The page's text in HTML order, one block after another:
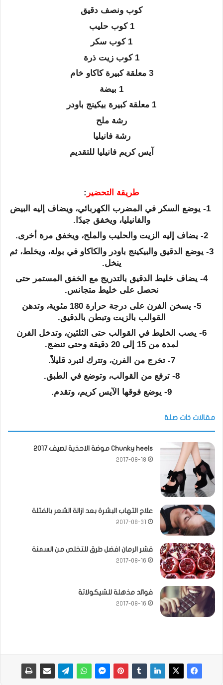
كوب ونصف دقيق
1 كوب حليب
1 كوب سكر
1 كوب زيت ذرة
3 معلقة كبيرة كاكاو خام
1 بيضة
1 معلقة كبيرة بيكينج باودر
رشة ملح
رشة فانيليا
آيس كريم فانيليا للتقديم
طريقة التحضير :
1- يوضع السكر في المضرب الكهربائي، ويضاف إليه البيض
والفانيليا، ويخفق جيدًا.
2- يضاف إليه الزيت والحليب والملح، ويخفق مرة أخرى.
3- يوضع الدقيق والبيكينج باودر والكاكاو في بولة، ويخلط، ثم
ينخل.
4- يضاف خليط الدقيق بالتدريج مع الخفق المستمر حتى
نحصل على خليط متجانس.
5- يسخن الفرن على درجة حرارة 180 مئوية، وتدهن
القوالب بالزيت وتبطن بالدقيق.
6- يصب الخليط في القوالب حتى الثلثين، وتدخل الفرن
لمدة من 15 إلى 20 دقيقة وحتى تنضج.
7- تخرج من الفرن، وتترك لتبرد قليلاً.
8- ترفع من القوالب، وتوضع في الطبق.
9- يوضع فوقها الآيس كريم، وتقدم.
مقالات ذات صلة
Chunky heels موضة الاحذية لصيف 2017
2017-08-18
علاج التهاب البشرة بعد ازالة الشعر بالفتلة
2017-08-31
قشر الرمان افضل طرق للتخلص من السمنة
2017-08-16
فوائد مذهلة للشيكولاتة
2017-08-16